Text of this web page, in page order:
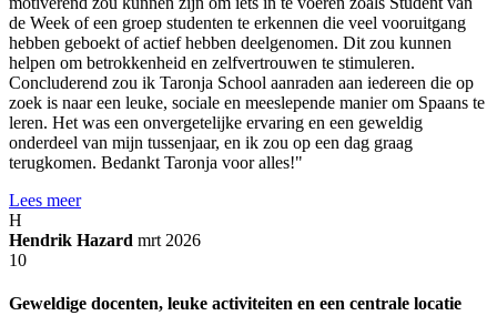
de Week of een groep studenten te erkennen die veel vooruitgang
hebben geboekt of actief hebben deelgenomen. Dit zou kunnen
helpen om betrokkenheid en zelfvertrouwen te stimuleren.
Concluderend zou ik Taronja School aanraden aan iedereen die op
zoek is naar een leuke, sociale en meeslepende manier om Spaans te
leren. Het was een onvergetelijke ervaring en een geweldig
onderdeel van mijn tussenjaar, en ik zou op een dag graag
terugkomen. Bedankt Taronja voor alles!"
Lees meer
H
Hendrik Hazard mrt 2026
10
Geweldige docenten, leuke activiteiten en een centrale locatie